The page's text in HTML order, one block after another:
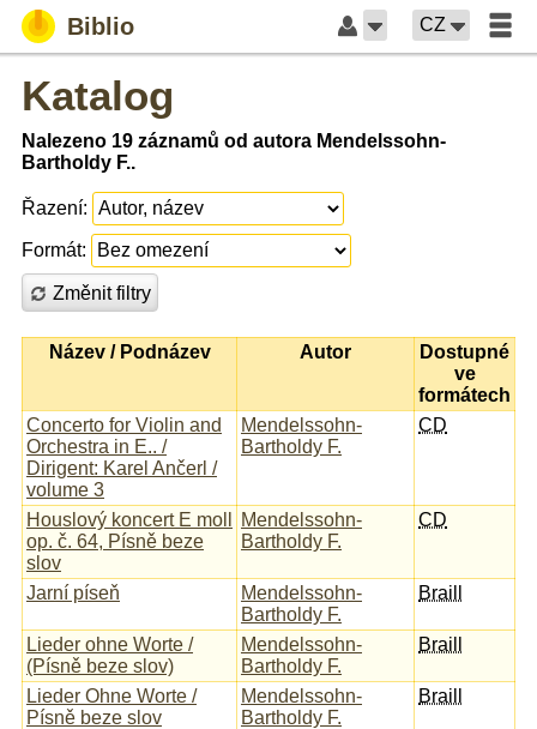
Biblio CZ
Katalog
Nalezeno 19 záznamů od autora Mendelssohn-
Bartholdy F..
Řazení:
Formát:
Změnit filtry
Název / Podnázev Autor
Dostupné
ve
formátech
Concerto for Violin and
Orchestra in E.. /
Dirigent: Karel Ančerl /
volume 3
Mendelssohn-
Bartholdy F.
CD
Houslový koncert E moll
op. č. 64, Písně beze
slov
Mendelssohn-
Bartholdy F.
CD
Jarní píseň
Mendelssohn-
Bartholdy F.
Braill
Lieder ohne Worte /
(Písně beze slov)
Mendelssohn-
Bartholdy F.
Braill
Lieder Ohne Worte /
Písně beze slov
Mendelssohn-
Bartholdy F.
Braill